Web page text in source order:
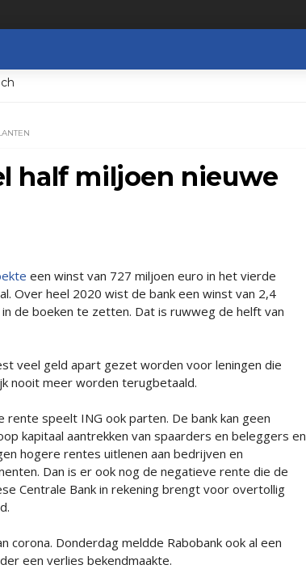
half miljoen nieuwe
een winst van 727 miljoen euro in het vierde
Over heel 2020 wist de bank een winst van 2,4
de boeken te zetten. Dat is ruwweg de helft van
veel geld apart gezet worden voor leningen die
nooit meer worden terugbetaald.
rente speelt ING ook parten. De bank kan geen
kapitaal aantrekken van spaarders en beleggers en
hogere rentes uitlenen aan bedrijven en
Dan is er ook nog de negatieve rente die de
Centrale Bank in rekening brengt voor overtollig
corona. Donderdag meldde Rabobank ook al een
een verlies bekendmaakte.